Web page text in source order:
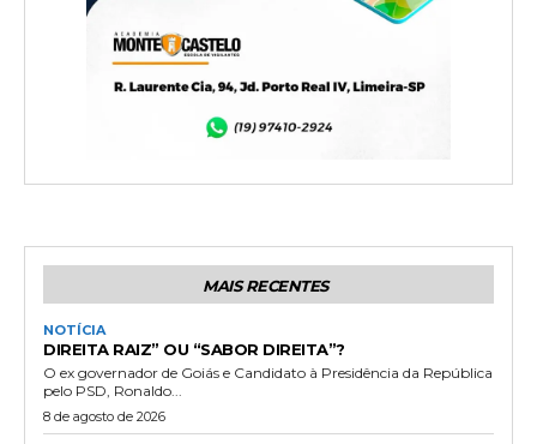
MAIS RECENTES
NOTÍCIA
DIREITA RAIZ” OU “SABOR DIREITA”?
O ex governador de Goiás e Candidato à Presidência da República
pelo PSD, Ronaldo...
8 de agosto de 2026